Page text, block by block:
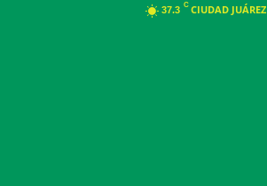
37.3 C CIUDAD JUÁREZ